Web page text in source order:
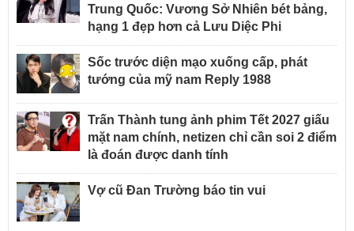
Trung Quốc: Vương Sở Nhiên bét bảng,
hạng 1 đẹp hơn cả Lưu Diệc Phi
Sốc trước diện mạo xuống cấp, phát
tướng của mỹ nam Reply 1988
Trấn Thành tung ảnh phim Tết 2027 giấu
mặt nam chính, netizen chỉ cần soi 2 điểm
là đoán được danh tính
Vợ cũ Đan Trường báo tin vui